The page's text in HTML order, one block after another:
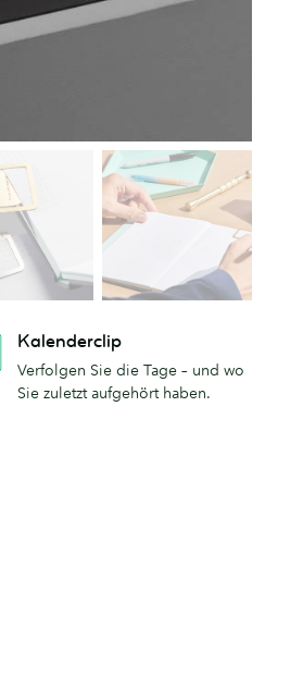
Kalenderclip
Verfolgen Sie die Tage – und wo
Sie zuletzt aufgehört haben.